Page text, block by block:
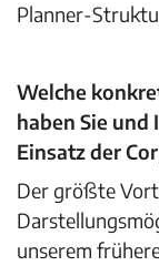
Planner-
Welche
haben Sie und
Einsatz der
Der größte
unserem